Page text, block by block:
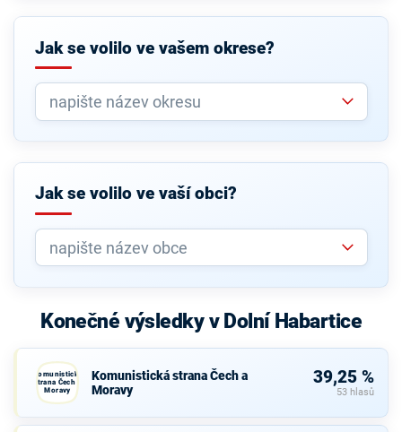
Jak se volilo ve vašem okrese?
Jak se volilo ve vaší obci?
Konečné výsledky v Dolní Habartice
Komunistická
strana Čech a
Moravy
Komunistická strana Čech a
Moravy
39,25 %
53 hlasů